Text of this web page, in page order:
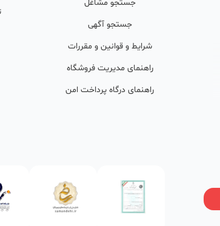
جستجو مشاغل
جستجو آگهی
شرایط و قوانین و مقررات
راهنمای مدیریت فروشگاه
راهنمای درگاه پرداخت امن